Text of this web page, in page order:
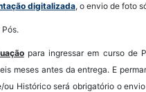
digitalizada, o envio de foto
para ingressar em curso de
meses antes da entrega. E
ou Histórico será obrigatório o